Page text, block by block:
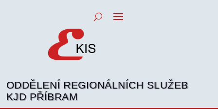
ODDĚLENÍ REGIONÁLNÍCH SLUŽEB
KJD PŘÍBRAM